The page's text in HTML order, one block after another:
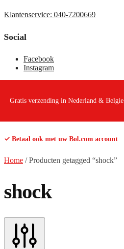
Klantenservice: 040-7200669
Social
Facebook
Instagram
Gratis verzending in Nederland & Belgie
✓ Betaal ook met uw Bol.com account
Home /Producten getagged “shock”
shock